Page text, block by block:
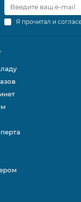
Я прочитал и